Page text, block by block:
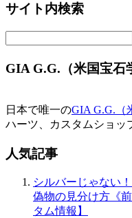
ビ
ゲ
ー
ョ
ン
サイト内検索
GIA G.G.（米国宝石
日本で唯一のGIA G.G.（
ハーツ、カスタムショッ
人気記事
シルバーじゃない
偽物の見分け方《
タム情報】